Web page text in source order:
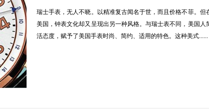
瑞士手表，无人不晓。以精准复古闻名于世，而且价格不菲。但
美国，钟表文化却又呈现出另一种风格。与瑞士表不同，美国人
活态度，赋予了美国手表时尚、简约、适用的特色。这种美式......